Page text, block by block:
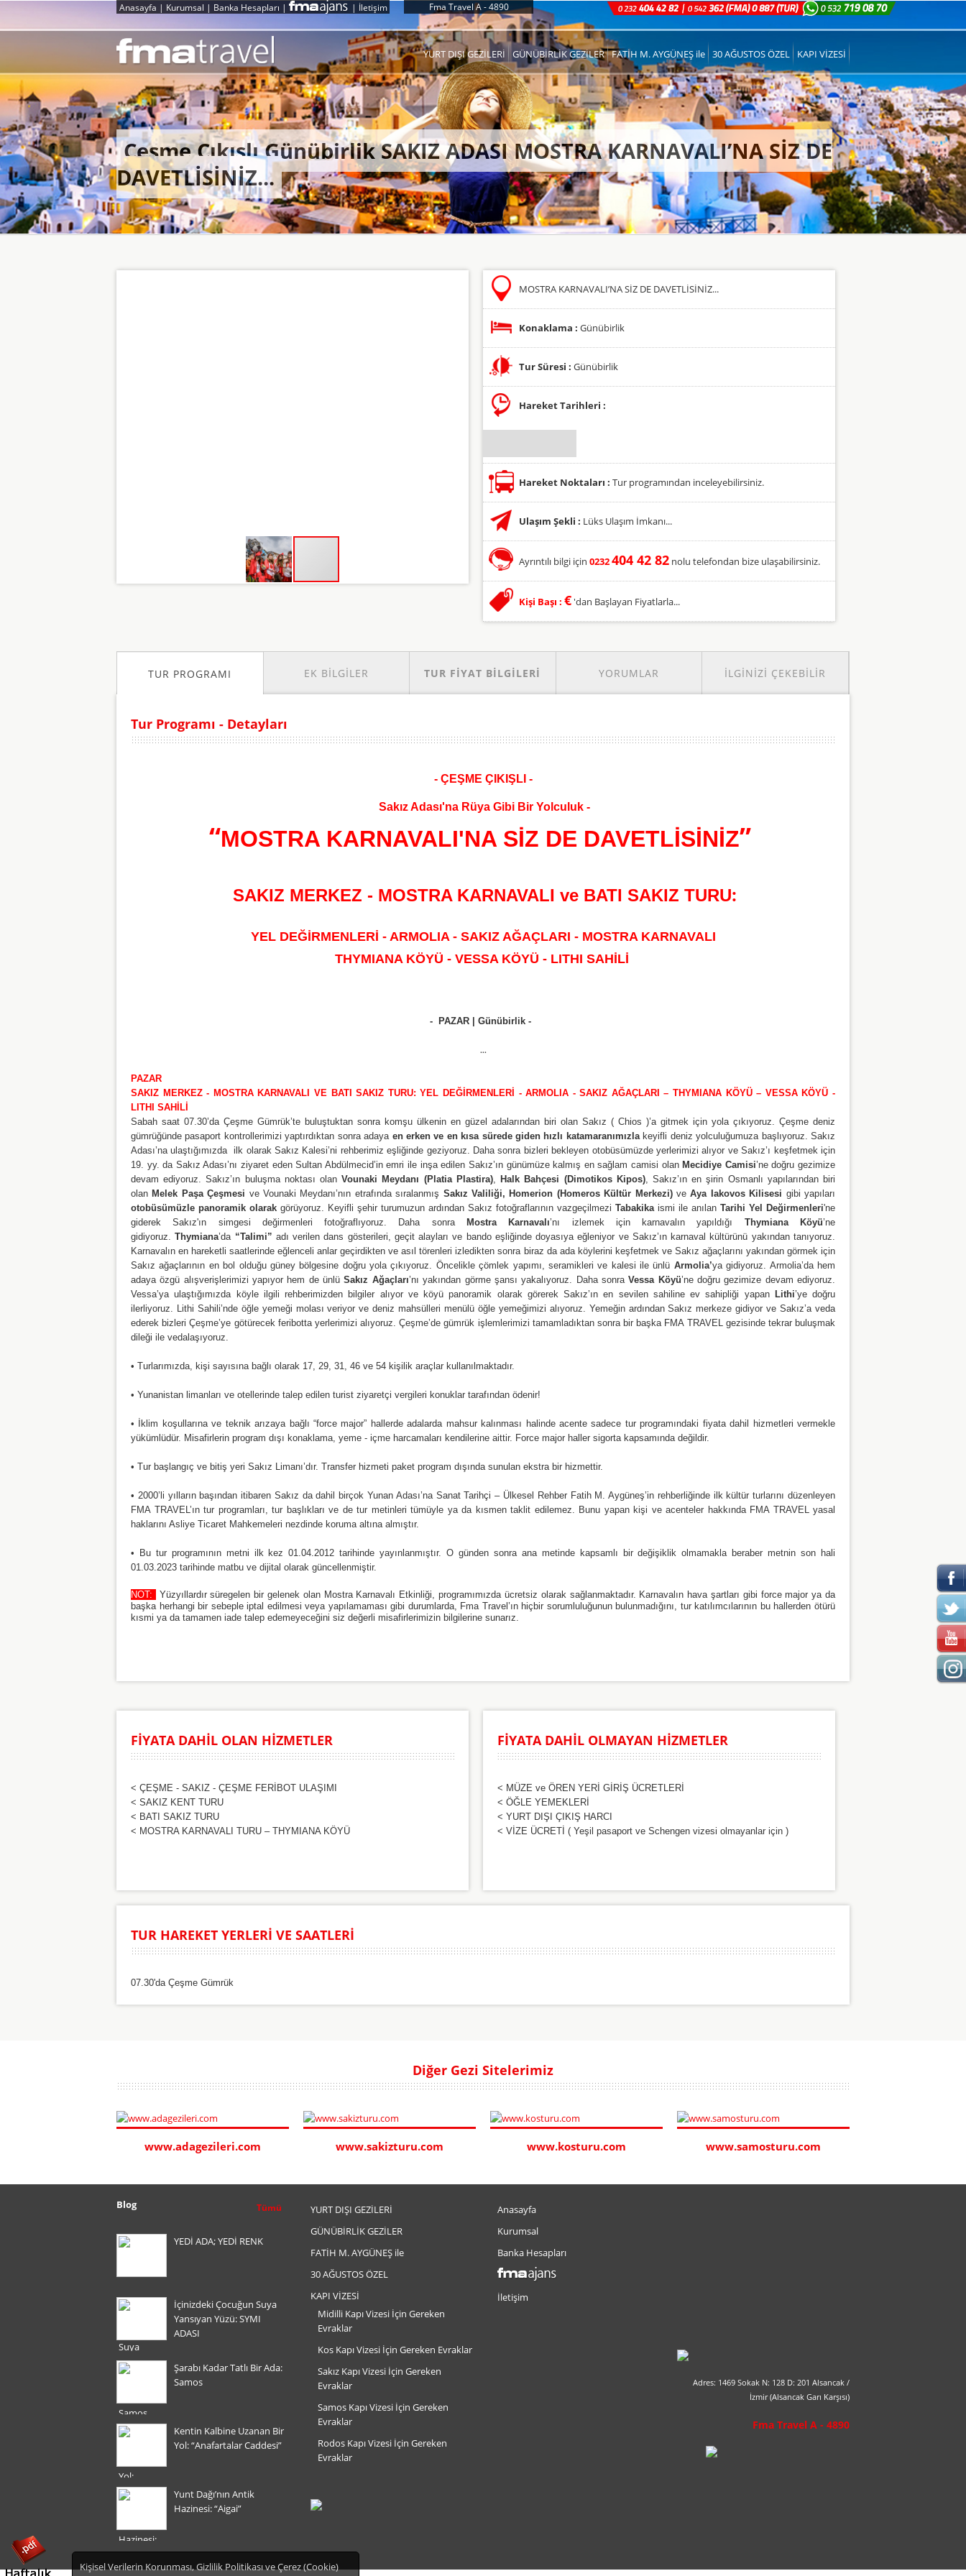
Fma Travel A - 4890
Anasayfa | Kurumsal | Banka Hesapları | | İletişim
YURT DIŞI GEZİLERİ GÜNÜBİRLİK GEZİLER FATİH M. AYGÜNEŞ ile 30 AĞUSTOS ÖZEL KAPI VİZESİ
Çeşme Çıkışlı Günübirlik SAKIZ ADASI MOSTRA KARNAVALI’NA SİZ DE
DAVETLİSİNİZ...
MOSTRA KARNAVALI’NA SİZ DE DAVETLİSİNİZ...
Konaklama : Günübirlik
Tur Süresi : Günübirlik
Hareket Tarihleri :
Hareket Noktaları : Tur programından inceleyebilirsiniz.
Ulaşım Şekli : Lüks Ulaşım İmkanı...
Ayrıntılı bilgi için 0232404 42 82nolu telefondan bize ulaşabilirsiniz.
Kişi Başı : €'dan Başlayan Fiyatlarla...
TUR PROGRAMI EK BILGILER TUR FIYAT BILGILERI YORUMLAR İLGINIZI ÇEKEBILIR
Tur Programı - Detayları
- ÇEŞME ÇIKIŞLI -
Sakız Adası'na Rüya Gibi Bir Yolculuk -
“MOSTRA KARNAVALI'NA SİZ DE DAVETLİSİNİZ”
SAKIZ MERKEZ - MOSTRA KARNAVALI ve BATI SAKIZ TURU:
YEL DEĞİRMENLERİ - ARMOLIA - SAKIZ AĞAÇLARI - MOSTRA KARNAVALI
THYMIANA KÖYÜ - VESSA KÖYÜ - LITHI SAHİLİ
- PAZAR | Günübirlik -
...
PAZAR
SAKIZ MERKEZ - MOSTRA KARNAVALI VE BATI SAKIZ TURU: YEL DEĞİRMENLERİ - ARMOLIA - SAKIZ AĞAÇLARI – THYMIANA KÖYÜ – VESSA KÖYÜ -
LITHI SAHİLİ
Sabah saat 07.30’da Çeşme Gümrük’te buluştuktan sonra komşu ülkenin en güzel adalarından biri olan Sakız ( Chios )’a gitmek için yola çıkıyoruz. Çeşme deniz
gümrüğünde pasaport kontrollerimizi yaptırdıktan sonra adaya en erken ve en kısa sürede giden hızlı katamaranımızlakeyifli deniz yolculuğumuza başlıyoruz. Sakız
Adası’na ulaştığımızda ilk olarak Sakız Kalesi’ni rehberimiz eşliğinde geziyoruz. Daha sonra bizleri bekleyen otobüsümüzde yerlerimizi alıyor ve Sakız’ı keşfetmek için
19. yy. da Sakız Adası’nı ziyaret eden Sultan Abdülmecid’in emri ile inşa edilen Sakız’ın günümüze kalmış en sağlam camisi olan Mecidiye Camisi’ne doğru gezimize
devam ediyoruz. Sakız’ın buluşma noktası olanVounaki Meydanı (Platia Plastira), Halk Bahçesi (Dimotikos Kipos), Sakız’ın en şirin Osmanlı yapılarından biri
olan Melek Paşa Çeşmesi ve Vounaki Meydanı’nın etrafında sıralanmış Sakız Valiliği, Homerion (Homeros Kültür Merkezi)veAya Iakovos Kilisesi gibi yapıları
otobüsümüzle panoramik olarak görüyoruz. Keyifli şehir turumuzun ardından Sakız fotoğraflarının vazgeçilmezi Tabakika ismi ile anılan Tarihi Yel Değirmenleri'ne
giderek Sakız'ın simgesi değirmenleri fotoğraflıyoruz. Daha sonra
Mostra Karnavalı’nı izlemek için karnavalın yapıldığı Thymiana Köyü’ne
gidiyoruz.Thymiana’da“Talimi” adı verilen dans gösterileri, geçit alayları ve bando eşliğinde doyasıya eğleniyor ve Sakız’ın karnaval kültürünü yakından tanıyoruz.
Karnavalın en hareketli saatlerinde eğlenceli anlar geçirdikten ve asıl törenleri izledikten sonra biraz da ada köylerini keşfetmek ve Sakız ağaçlarını yakından görmek için
Sakız ağaçlarının en bol olduğu güney bölgesine doğru yola çıkıyoruz. Öncelikle çömlek yapımı, seramikleri ve kalesi ile ünlü Armolia’ya gidiyoruz. Armolia’da hem
adaya özgü alışverişlerimizi yapıyor hem de ünlüSakız Ağaçları’nı yakından görme şansı yakalıyoruz. Daha sonraVessa Köyü’ne doğru gezimize devam ediyoruz.
Vessa’ya ulaştığımızda köyle ilgili rehberimizden bilgiler alıyor ve köyü panoramik olarak görerek Sakız’ın en sevilen sahiline ev sahipliği yapan Lithi’ye doğru
ilerliyoruz. Lithi Sahili’nde öğle yemeği molası veriyor ve deniz mahsülleri menülü öğle yemeğimizi alıyoruz. Yemeğin ardından Sakız merkeze gidiyor ve Sakız’a veda
ederek bizleri Çeşme’ye götürecek feribotta yerlerimizi alıyoruz. Çeşme’de gümrük işlemlerimizi tamamladıktan sonra bir başka FMA TRAVEL gezisinde tekrar buluşmak
dileği ile vedalaşıyoruz.
• Turlarımızda, kişi sayısına bağlı olarak 17, 29, 31, 46 ve 54 kişilik araçlar kullanılmaktadır.
• Yunanistan limanları ve otellerinde talep edilen turist ziyaretçi vergileri konuklar tarafından ödenir!
• İklim koşullarına ve teknik arızaya bağlı “force major” hallerde adalarda mahsur kalınması halinde acente sadece tur programındaki fiyata dahil hizmetleri vermekle
yükümlüdür. Misafirlerin program dışı konaklama, yeme - içme harcamaları kendilerine aittir. Force major haller sigorta kapsamında değildir.
• Tur başlangıç ve bitiş yeri Sakız Limanı’dır. Transfer hizmeti paket program dışında sunulan ekstra bir hizmettir.
• 2000’li yılların başından itibaren Sakız da dahil birçok Yunan Adası’na Sanat Tarihçi – Ülkesel Rehber Fatih M. Aygüneş’in rehberliğinde ilk kültür turlarını düzenleyen
FMA TRAVEL’ın tur programları, tur başlıkları ve de tur metinleri tümüyle ya da kısmen taklit edilemez. Bunu yapan kişi ve acenteler hakkında FMA TRAVEL yasal
haklarını Asliye Ticaret Mahkemeleri nezdinde koruma altına almıştır.
• Bu tur programının metni ilk kez 01.04.2012 tarihinde yayınlanmıştır. O günden sonra ana metinde kapsamlı bir değişiklik olmamakla beraber metnin son hali
01.03.2023 tarihinde matbu ve dijital olarak güncellenmiştir.
NOT:
Yüzyıllardır süregelen bir gelenek olan Mostra Karnavalı Etkinliği, programımızda ücretsiz olarak sağlanmaktadır. Karnavalın hava şartları gibi force major ya da
başka herhangi bir sebeple iptal edilmesi veya yapılamaması gibi durumlarda, Fma Travel’ın hiçbir sorumluluğunun bulunmadığını, tur katılımcılarının bu hallerden ötürü
kısmi ya da tamamen iade talep edemeyeceğini siz değerli misafirlerimizin bilgilerine sunarız.
FİYATA DAHİL OLAN HİZMETLER
< ÇEŞME - SAKIZ - ÇEŞME FERİBOT ULAŞIMI
< SAKIZ KENT TURU
< BATI SAKIZ TURU
< MOSTRA KARNAVALI TURU – THYMIANA KÖYÜ
FİYATA DAHİL OLMAYAN HİZMETLER
< MÜZE ve ÖREN YERİ GİRİŞ ÜCRETLERİ
< ÖĞLE YEMEKLERİ
< YURT DIŞI ÇIKIŞ HARCI
< VİZE ÜCRETİ ( Yeşil pasaport ve Schengen vizesi olmayanlar için )
TUR HAREKET YERLERİ VE SAATLERİ
07.30'da Çeşme Gümrük
Diğer Gezi Sitelerimiz
www.adagezileri.com www.sakizturu.com www.kosturu.com www.samosturu.com
Blog Tümü
YEDİ ADA; YEDİ RENK
İçinizdeki Çocuğun Suya
Yansıyan Yüzü: SYMI
ADASI
Şarabı Kadar Tatlı Bir Ada:
Samos
Kentin Kalbine Uzanan Bir
Yol: “Anafartalar Caddesi”
Yunt Dağı’nın Antik
Hazinesi: “Aigai”
YURT DIŞI GEZİLERİ
GÜNÜBİRLİK GEZİLER
FATİH M. AYGÜNEŞ ile
30 AĞUSTOS ÖZEL
KAPI VİZESİ
Midilli Kapı Vizesi İçin Gereken
Evraklar
Kos Kapı Vizesi İçin Gereken Evraklar
Sakız Kapı Vizesi İçin Gereken
Evraklar
Samos Kapı Vizesi İçin Gereken
Evraklar
Rodos Kapı Vizesi İçin Gereken
Evraklar
Anasayfa
Kurumsal
Banka Hesapları
İletişim
Adres: 1469 Sokak N: 128 D: 201 Alsancak /
İzmir (Alsancak Garı Karşısı)
Fma Travel A - 4890
Kişisel Verilerin Korunması, Gizlilik Politikası ve Çerez (Cookie)